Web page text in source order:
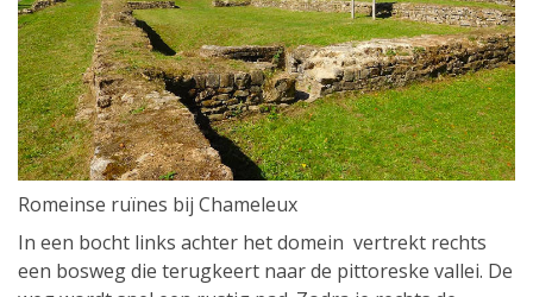
Romeinse ruïnes bij Chameleux
In een bocht links achter het domein vertrekt rechts
een bosweg die terugkeert naar de pittoreske vallei. De